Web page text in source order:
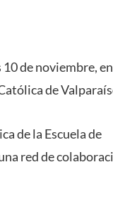
de noviembre,
de
de la Escuela de
red de